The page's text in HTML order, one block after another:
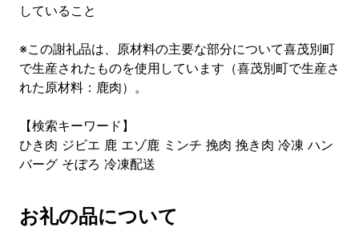
していること
※この謝礼品は、原材料の主要な部分について喜茂別町
で生産されたものを使用しています（喜茂別町で生産さ
れた原材料：鹿肉）。
【検索キーワード】
ひき肉 ジビエ 鹿 エゾ鹿 ミンチ 挽肉 挽き肉 冷凍 ハン
バーグ そぼろ 冷凍配送
お礼の品について